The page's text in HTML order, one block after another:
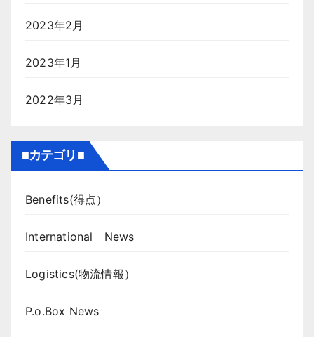
2023年2月
2023年1月
2022年3月
■カテゴリ■
Benefits(得点）
International News
Logistics(物流情報）
P.o.Box News